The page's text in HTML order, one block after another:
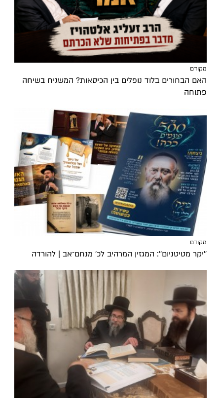
מקודם
האם הבחורים בלוד נופלים בין הכיסאות? המשגיח בשיחה
פתוחה
מקודם
''יקר מטיטניום'': המגזין המרהיב לכ’ מנחם־אב | להורדה